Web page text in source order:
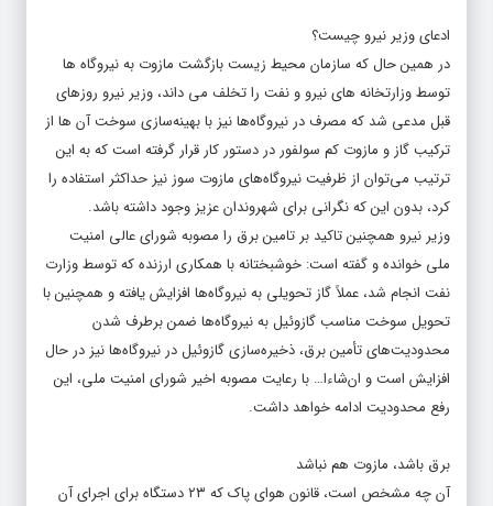
ادعای وزیر نیرو چیست؟
در همین حال که سازمان محیط زیست بازگشت مازوت به نیروگاه ها
توسط وزارتخانه های نیرو و نفت را تخلف می داند، وزیر نیرو روزهای
قبل مدعی شد که مصرف در نیروگاه‌ها نیز با بهینه‌سازی سوخت آن ها از
ترکیب گاز و مازوت کم سولفور در دستور کار قرار گرفته است که به این
ترتیب می‌توان از ظرفیت نیروگاه‌های مازوت سوز نیز حداکثر استفاده را
کرد، بدون این که نگرانی برای شهروندان عزیز وجود داشته باشد.
وزیر نیرو همچنین تاکید بر تامین برق را مصوبه شورای عالی امنیت
ملی خوانده و گفته است: خوشبختانه با همکاری ارزنده که توسط وزارت
نفت انجام شد، عملاً گاز تحویلی به نیروگاه‌ها افزایش یافته و همچنین با
تحویل سوخت مناسب گازوئیل به نیروگاه‌ها ضمن برطرف شدن
محدودیت‌های تأمین برق، ذخیره‌سازی گازوئیل در نیروگاه‌ها نیز در حال
افزایش است و ان‌شاءا… با رعایت مصوبه اخیر شورای امنیت ملی، این
رفع محدودیت ادامه خواهد داشت.
برق باشد، مازوت هم نباشد
آن چه مشخص است، قانون هوای پاک که ۲۳ دستگاه برای اجرای آن